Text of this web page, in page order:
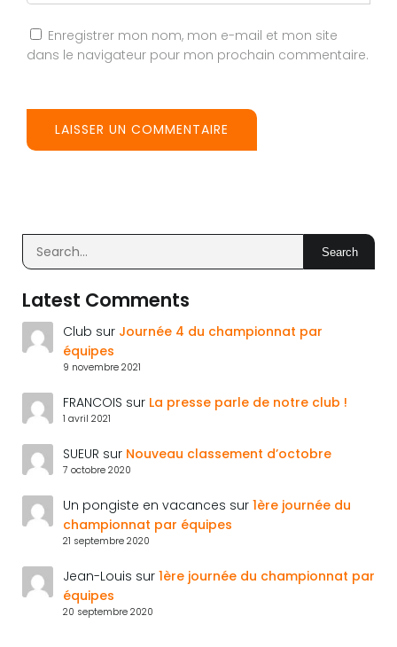
Enregistrer mon nom, mon e-mail et mon site
dans le navigateur pour mon prochain commentaire.
Search
Latest Comments
Club sur Journée 4 du championnat par
équipes
9 novembre 2021
FRANCOIS sur La presse parle de notre club !
1 avril 2021
SUEUR sur Nouveau classement d’octobre
7 octobre 2020
Un pongiste en vacances sur 1ère journée du
championnat par équipes
21 septembre 2020
Jean-Louis sur 1ère journée du championnat par
équipes
20 septembre 2020